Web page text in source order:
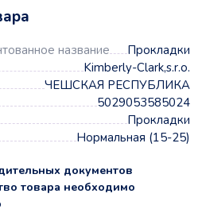
название
Прокладки
Kimberly-Clark,s.r.o.
ЧЕШСКАЯ РЕСПУБЛИКА
5029053585024
Прокладки
Нормальная (15-25)
документов
товара необходимо